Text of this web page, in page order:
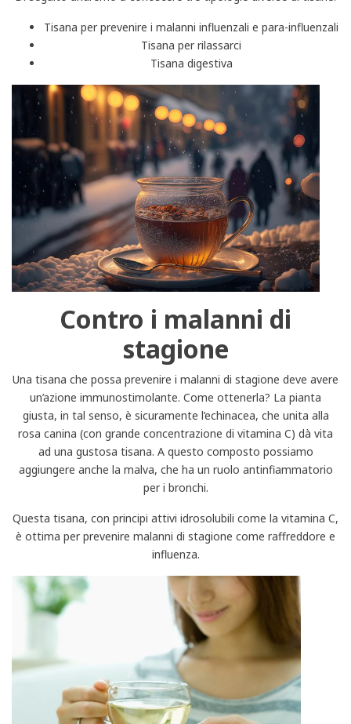
Tisana per prevenire i malanni influenzali e para-influenzali
Tisana per rilassarci
Tisana digestiva
Contro i malanni di
stagione
Una tisana che possa prevenire i malanni di stagione deve avere
un’azione immunostimolante. Come ottenerla? La pianta
giusta, in tal senso, è sicuramente l’echinacea, che unita alla
rosa canina (con grande concentrazione di vitamina C) dà vita
ad una gustosa tisana. A questo composto possiamo
aggiungere anche la malva, che ha un ruolo antinfiammatorio
per i bronchi.
Questa tisana, con principi attivi idrosolubili come la vitamina C,
è ottima per prevenire malanni di stagione come raffreddore e
influenza.